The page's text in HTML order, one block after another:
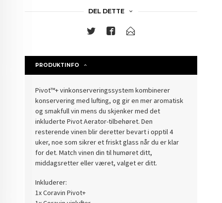
DEL DETTE
PRODUKTINFO
Pivot™+ vinkonserveringssystem kombinerer
konservering med lufting, og gir en mer aromatisk
og smakfull vin mens du skjenker med det
inkluderte Pivot Aerator-tilbehøret. Den
resterende vinen blir deretter bevart i opptil 4
uker, noe som sikrer et friskt glass når du er klar
for det. Match vinen din til humøret ditt,
middagsretter eller været, valget er ditt.
Inkluderer:
1x Coravin Pivot+